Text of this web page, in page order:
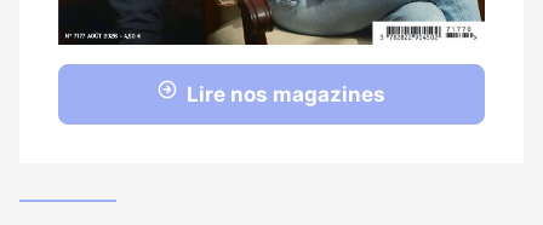
Lire nos magazines